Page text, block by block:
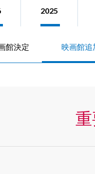
2025
館決定 映画館追